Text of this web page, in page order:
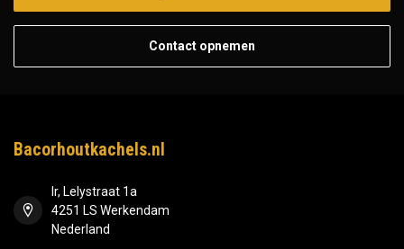
Contact opnemen
Bacorhoutkachels.nl
Ir, Lelystraat 1a
4251 LS Werkendam
Nederland